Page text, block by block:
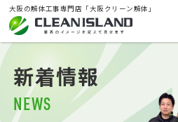
大阪の解体工事専門店「大阪クリーン解体」
新着情報
NEWS